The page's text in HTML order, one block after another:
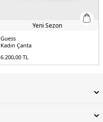
Yeni Sezon
Guess
Kadın Çanta
6.200,00 TL